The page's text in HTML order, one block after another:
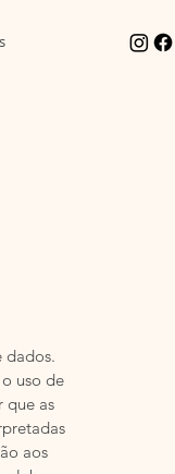
dados.
uso de
que as
aos